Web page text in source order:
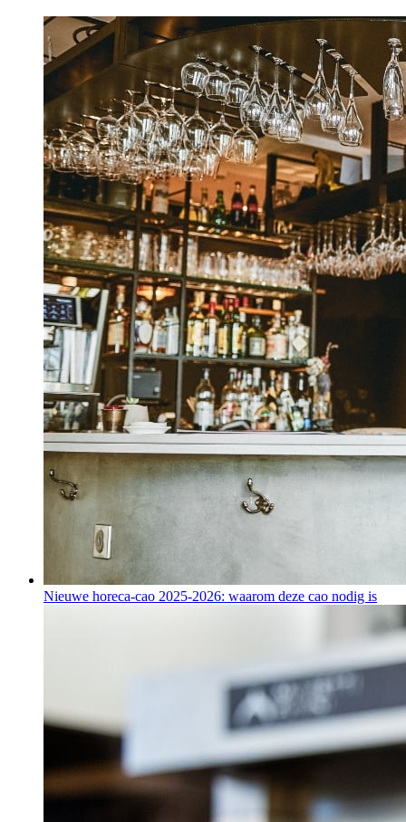
Nieuwe horeca-cao 2025-2026: waarom deze cao nodig is